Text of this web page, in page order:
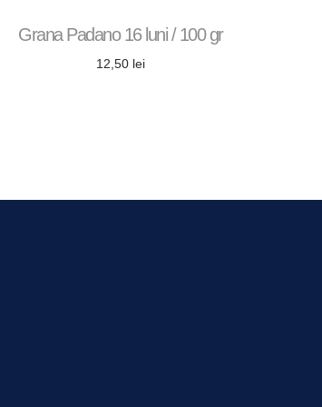
Grana Padano 16 luni / 100 gr
12,50 lei